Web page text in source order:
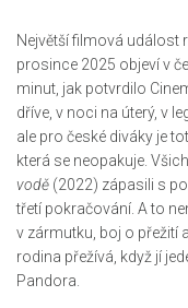
Největší filmová událost
prosince 2025 objeví v
minut, jak potvrdilo
dříve, v noci na úterý, v
ale pro české diváky je
která se neopakuje.
vodě (2022) zápasili s
třetí pokračování. A to
v zármutku, boj o přežití
rodina přežívá, když jí
Pandora.